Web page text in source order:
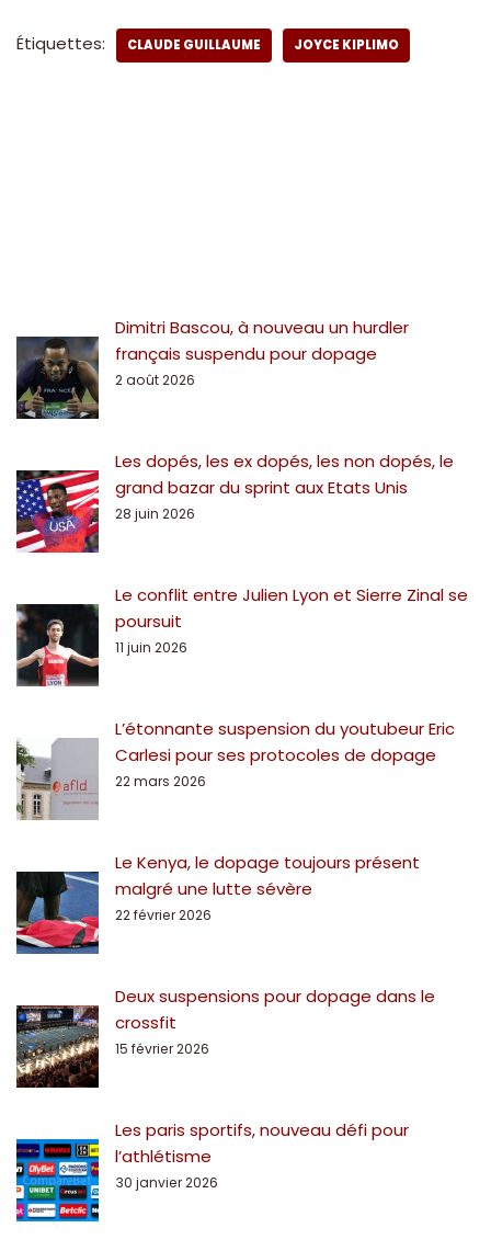
Étiquettes: CLAUDE GUILLAUME JOYCE KIPLIMO
Dimitri Bascou, à nouveau un hurdler
français suspendu pour dopage
2 août 2026
Les dopés, les ex dopés, les non dopés, le
grand bazar du sprint aux Etats Unis
28 juin 2026
Le conflit entre Julien Lyon et Sierre Zinal se
poursuit
11 juin 2026
L’étonnante suspension du youtubeur Eric
Carlesi pour ses protocoles de dopage
22 mars 2026
Le Kenya, le dopage toujours présent
malgré une lutte sévère
22 février 2026
Deux suspensions pour dopage dans le
crossfit
15 février 2026
Les paris sportifs, nouveau défi pour
l’athlétisme
30 janvier 2026